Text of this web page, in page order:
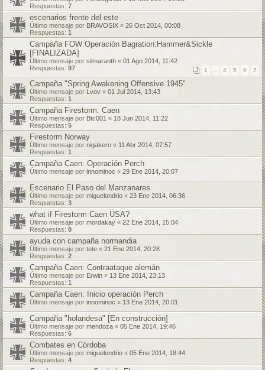
Respuestas: 7
escenarios frente del este
Último mensaje por BRAVOSIX « 26 Oct 2014, 00:08
Respuestas: 1
Campaña FOW:Operación Bagration:Hammer&Sickle
[FINALIZADA]
Último mensaje por silmaranth « 01 Ago 2014, 11:42
Respuestas: 97 1 4 5 6 7
Campaña "Spring Awakening Offensive 1945"
Último mensaje por Lvov « 01 Jul 2014, 13:43
Respuestas: 1
Campaña Firestorm: Caen
Último mensaje por Btc001 « 18 Jun 2014, 11:22
Respuestas: 5
Firestorm Norway
Último mensaje por nigakero « 11 Abr 2014, 07:57
Respuestas: 1
Campaña Caen: Operación Perch
Último mensaje por innominoc « 29 Ene 2014, 20:07
Escenario El Paso del Manzanares
Último mensaje por miguelondrio « 23 Ene 2014, 06:36
Respuestas: 3
what if Firestorm Caen USA?
Último mensaje por mordakay « 22 Ene 2014, 15:04
Respuestas: 8
ayuda con campaña normandia
Último mensaje por tete « 21 Ene 2014, 20:28
Respuestas: 2
Campaña Caen: Contraataque alemán
Último mensaje por Erwin « 13 Ene 2014, 23:13
Respuestas: 1
Campaña Caen: Inicio operación Perch
Último mensaje por innominoc « 13 Ene 2014, 20:01
Campaña "holandesa" [En construcción]
Último mensaje por mendoza « 05 Ene 2014, 19:46
Respuestas: 6
Combates en Córdoba
Último mensaje por miguelondrio « 05 Ene 2014, 18:44
Respuestas: 4